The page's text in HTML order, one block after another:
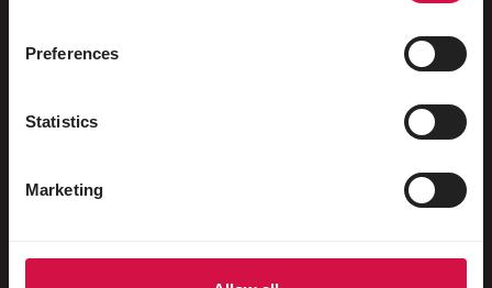
Preferences
Statistics
Marketing
Pro vaše zvířátko
Dlouhokřídlí & Běžci